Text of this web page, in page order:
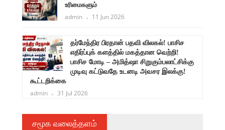
உரிமைகளும்
admin 11 Jun 2026
தர்மேந்திர பிரதான் பதவி விலகல்! பாசிச
எதிர்ப்புக் களத்தில் மகத்தான வெற்றி!
பாசிச மோடி – அமித்ஷா சிறுகும்பலாட்சிக்கு
முடிவு கட்டுவதே உடனடி அவசர இலக்கு!
கூட்டறிக்கை
admin 31 Jul 2026
சமூக வலைத்தளம்